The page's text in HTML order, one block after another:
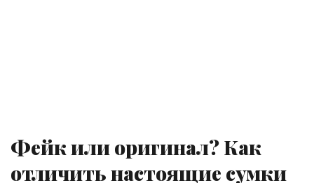
Фейк или оригинал? Как
отличить настоящие сумки